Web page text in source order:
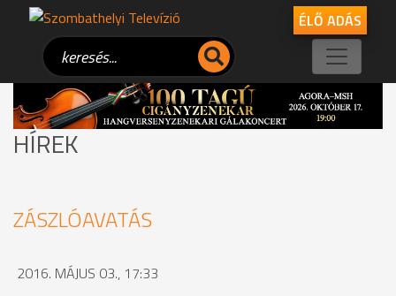
ÉLŐ ADÁS
HÍREK
ZÁSZLÓAVATÁS
2016. MÁJUS 03., 17:33